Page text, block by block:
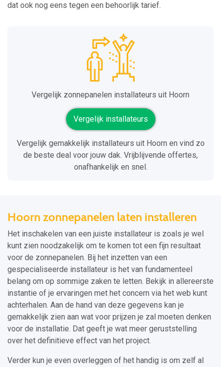
dat ook nog eens tegen een behoorlijk tarief.
Vergelijk zonnepanelen installateurs uit Hoorn
Vergelijk installateurs
Vergelijk gemakkelijk installateurs uit Hoorn en vind zo
de beste deal voor jouw dak. Vrijblijvende offertes,
onafhankelijk en snel.
Hoorn zonnepanelen laten installeren
Het inschakelen van een juiste installateur is zoals je wel
kunt zien noodzakelijk om te komen tot een fijn resultaat
voor de zonnepanelen. Bij het inzetten van een
gespecialiseerde installateur is het van fundamenteel
belang om op sommige zaken te letten. Bekijk in allereerste
instantie of je ervaringen met het concern via het web kunt
achterhalen. Aan de hand van deze gegevens kan je
gemakkelijk zien aan wat voor prijzen je zal moeten denken
voor de installatie. Dat geeft je wat meer geruststelling
over het definitieve effect van het project.
Verder kun je even overleggen of het handig is om zelf al